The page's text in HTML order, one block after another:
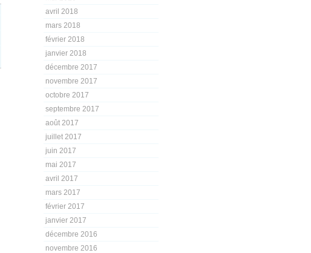
avril 2018
mars 2018
février 2018
janvier 2018
décembre 2017
novembre 2017
octobre 2017
septembre 2017
août 2017
juillet 2017
juin 2017
mai 2017
avril 2017
mars 2017
février 2017
janvier 2017
décembre 2016
novembre 2016